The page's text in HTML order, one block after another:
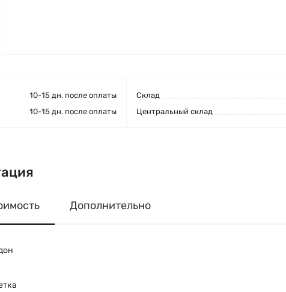
10-15 дн. после оплаты
10-15 дн. после оплаты
Cклад
Центральный склад
Дополнительно